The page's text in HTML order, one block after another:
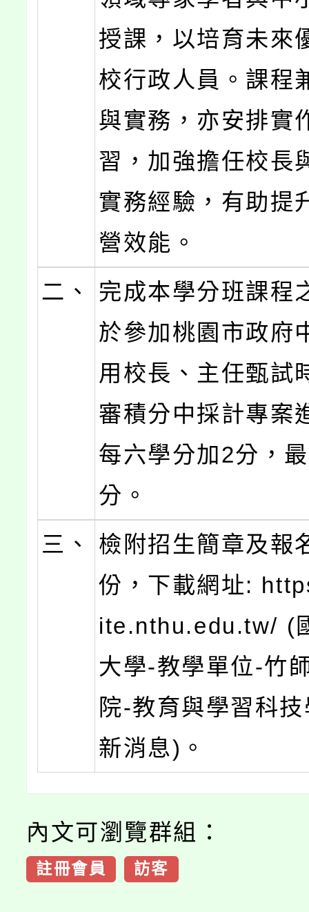
授課，以培育未來
校行政人員。課程
與實務，亦安排實
習，加強擔任校長
實務經驗，有助提
營效能。
二、
完成本學分班課程
於參加桃園市政府
用校長、主任甄試
審積分中採計專案
每六學分加2分，
分。
三、
檢附招生簡章及報
份，下載網址:
ite.nthu.edu.tw/ (
大學-教學單位-竹
院-教育與學習科
新消息)。
內文可瀏覽群組：
註冊會員 訪客